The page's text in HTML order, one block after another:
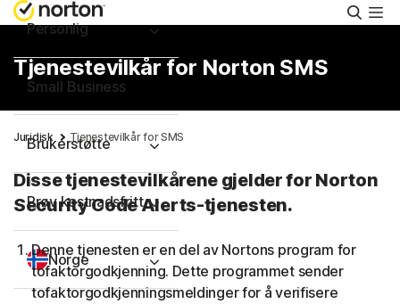
Søk
Personlig
Small Business
Brukerstøtte
Prøv kostnadsfritt
Norge
Tjenestevilkår for Norton SMS
Juridisk Tjenestevilkår for SMS
Disse tjenestevilkårene gjelder for Norton
Security Code Alerts-tjenesten.
Denne tjenesten er en del av Nortons program for
tofaktorgodkjenning. Dette programmet sender
tofaktorgodkjenningsmeldinger for å verifisere